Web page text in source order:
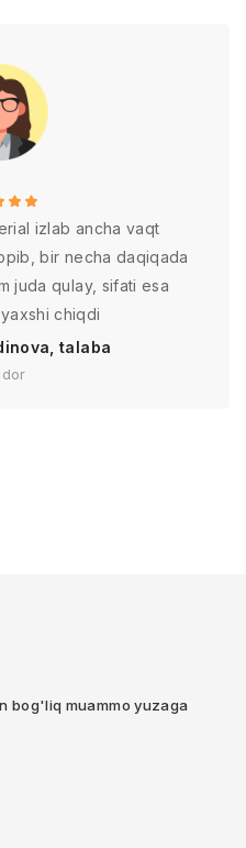
izlab ancha vaqt
bir necha daqiqada
juda qulay, sifati esa
chiqdi
talaba
bog'liq muammo yuzaga